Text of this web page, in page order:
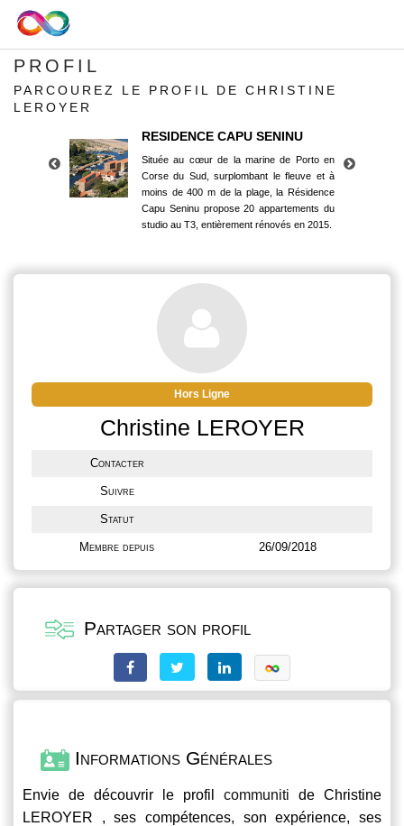
PROFIL
PARCOUREZ LE PROFIL DE CHRISTINE
LEROYER
RESIDENCE CAPU SENINU
Située au cœur de la marine de Porto en
Corse du Sud, surplombant le fleuve et à
moins de 400 m de la plage, la Résidence
Capu Seninu propose 20 appartements du
studio au T3, entièrement rénovés en 2015.
Corse du Sud, surplombant le fleuve et à
moins de 400 m de la plage, la Résidence
Capu Seninu propose 20 appartements du
studio au T3, entièrement rénovés en 2015.
Hors Ligne
Christine LEROYER
Contacter
Suivre
Statut
Membre depuis 26/09/2018
Partager son profil
Informations Générales
Envie de découvrir le profil communiti de Christine
LEROYER , ses compétences, son expérience, ses